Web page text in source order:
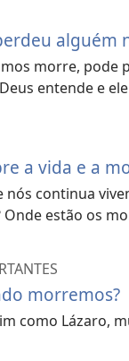
alguém
morre, pode
entende e
a vida e a
nós continua
estão os
morremos?
como Lázaro,